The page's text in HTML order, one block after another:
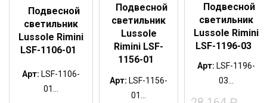
Подвесной
светильник
Lussole Rimini
LSF-1106-01
Арт: LSF-1106-
01...
Подвесной
светильник
Lussole
Rimini LSF-
1156-01
Арт: LSF-1156-
01...
Подвесной
светильник
Lussole Rimini
LSF-1196-03
Арт: LSF-1196-
03...